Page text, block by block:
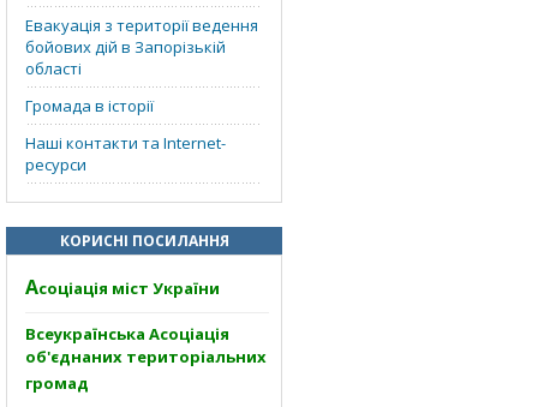
Евакуація з території ведення
бойових дій в Запорізькій
області
Громада в історії
Наші контакти та Internet-
ресурси
КОРИСНІ ПОСИЛАННЯ
Асоціація міст України
Всеукраїнська Асоціація
об'єднаних територіальних
громад